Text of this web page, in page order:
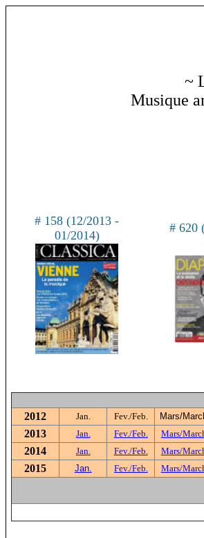
~
Musique
# 158 (12/2013 -
01/2014)
# 620
2012 Jan. Fev./Feb. Mars/
2013 Jan. Fev./Feb. Mars/
2014 Jan. Fev./Feb. Mars/
2015 Jan. Fev./Feb. Mars/